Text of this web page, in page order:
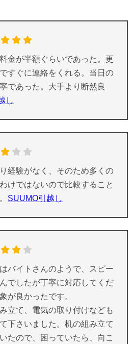
3
金が半額ぐらいであった。更
すぐに連絡をくれる。当日の
であった。大手より断然良
し
経験がなく、そのため多くの
けではないので比較すること
SUUMO引越し
バイトさんのようで、スピー
でしたが丁寧に対応してくだ
が良かったです。
立て、電気の取り付けなども
下さいました。机の組み立て
たので、困っていたら、向こ